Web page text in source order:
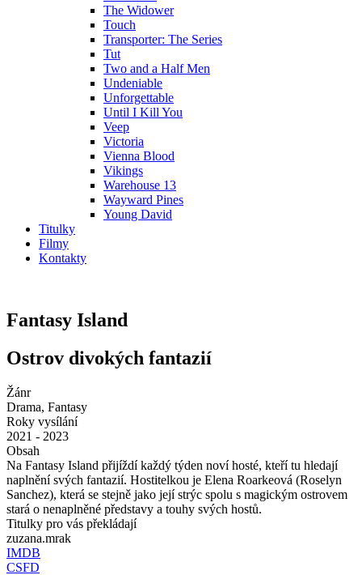
The Widower
Touch
Transporter: The Series
Tut
Two and a Half Men
Undeniable
Unforgettable
Until I Kill You
Veep
Victoria
Vienna Blood
Vikings
Warehouse 13
Wayward Pines
Young David
Titulky
Filmy
Kontakty
Fantasy Island
Ostrov divokých fantazií
Žánr
Drama, Fantasy
Roky vysílání
2021 - 2023
Obsah
Na Fantasy Island přijíždí každý týden noví hosté, kteří tu hledají
naplnění svých fantazií. Hostitelkou je Elena Roarkeová (Roselyn
Sanchez), která se stejně jako její strýc spolu s magickým ostrovem
stará o nenaplněné představy a touhy svých hostů.
Titulky pro vás překládají
zuzana.mrak
IMDB
CSFD